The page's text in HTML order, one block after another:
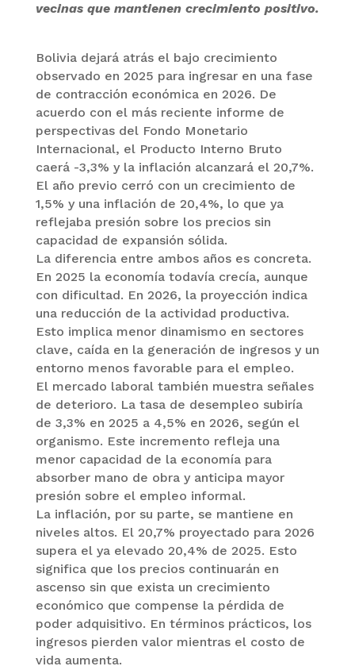
vecinas que mantienen crecimiento positivo.
Bolivia dejará atrás el bajo crecimiento
observado en 2025 para ingresar en una fase
de contracción económica en 2026. De
acuerdo con el más reciente informe de
perspectivas del Fondo Monetario
Internacional, el Producto Interno Bruto
caerá -3,3% y la inflación alcanzará el 20,7%.
El año previo cerró con un crecimiento de
1,5% y una inflación de 20,4%, lo que ya
reflejaba presión sobre los precios sin
capacidad de expansión sólida.
La diferencia entre ambos años es concreta.
En 2025 la economía todavía crecía, aunque
con dificultad. En 2026, la proyección indica
una reducción de la actividad productiva.
Esto implica menor dinamismo en sectores
clave, caída en la generación de ingresos y un
entorno menos favorable para el empleo.
El mercado laboral también muestra señales
de deterioro. La tasa de desempleo subiría
de 3,3% en 2025 a 4,5% en 2026, según el
organismo. Este incremento refleja una
menor capacidad de la economía para
absorber mano de obra y anticipa mayor
presión sobre el empleo informal.
La inflación, por su parte, se mantiene en
niveles altos. El 20,7% proyectado para 2026
supera el ya elevado 20,4% de 2025. Esto
significa que los precios continuarán en
ascenso sin que exista un crecimiento
económico que compense la pérdida de
poder adquisitivo. En términos prácticos, los
ingresos pierden valor mientras el costo de
vida aumenta.